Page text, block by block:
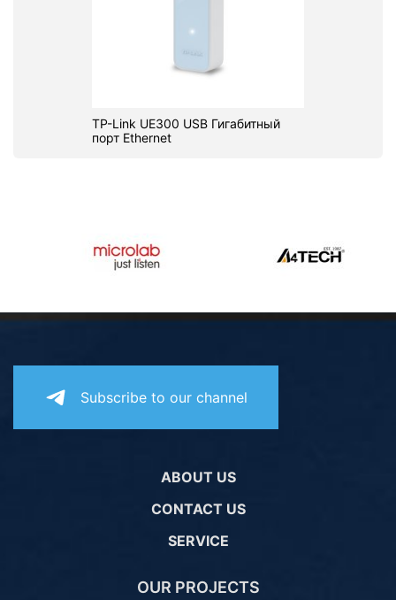
TP-Link UE300 USB Гигабитный
порт Ethernet
Subscribe to our channel
ABOUT US
CONTACT US
SERVICE
OUR PROJECTS